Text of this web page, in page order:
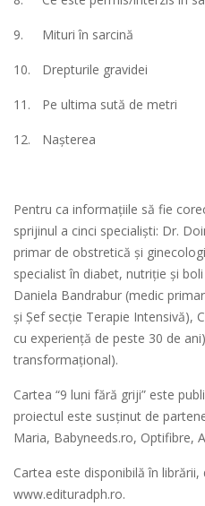
9. Mituri în sarcină
10. Drepturile gravidei
11. Pe ultima sută de metri
12. Nașterea
Pentru ca informațiile să fie
sprijinul a cinci specialiști: Dr.
primar de obstretică și
specialist în diabet, nutriție și
Daniela Bandrabur (medic
și Șef secție Terapie Intensivă),
cu experiență de peste 30 de
transformațional).
Cartea “9 luni fără griji” este
proiectul este susținut de
Maria, Babyneeds.ro, Optifibre,
Cartea este disponibilă în librării,
www.edituradph.ro.